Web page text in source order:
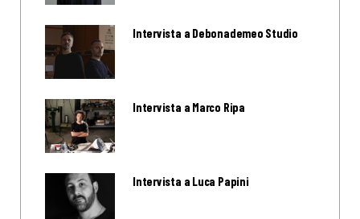
Intervista a Debonademeo Studio
Intervista a Marco Ripa
Intervista a Luca Papini